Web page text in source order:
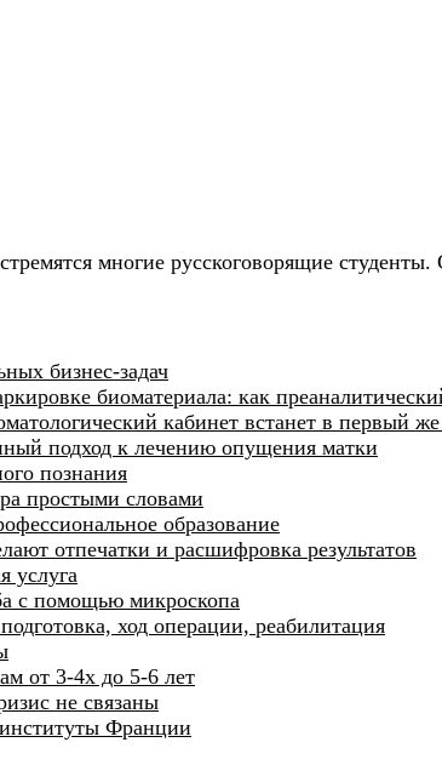
многие русскоговорящие
бизнес-задач
биоматериала: как
кабинет встанет в первый
подход к лечению опущения матки
познания
простыми словами
образование
отпечатки и расшифровка результатов
услуга
с помощью микроскопа
ход операции, реабилитация
от 3-4х до 5-6 лет
не связаны
Франции